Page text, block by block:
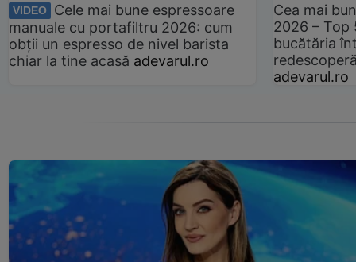
VIDEO
Cele mai bune espressoare
manuale cu portafiltru 2026: cum
obții un espresso de nivel barista
chiar la tine acasă adevarul.ro
Cea mai
2026 –
bucătăria
adevarul.ro